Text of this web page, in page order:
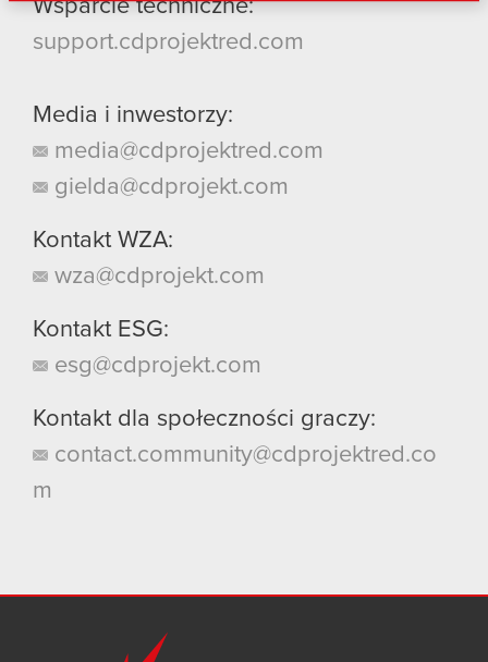
podczas korzystania z ich usług. Kontynuując
korzystanie z naszej witryny, zgadasz się na
Wsparcie techniczne:
support.cdprojektred.com
Media i inwestorzy:
media@cdprojektred.com
gielda@cdprojekt.com
Kontakt WZA:
wza@cdprojekt.com
Kontakt ESG:
esg@cdprojekt.com
Kontakt dla społeczności graczy:
contact.community@cdprojektred.co
m